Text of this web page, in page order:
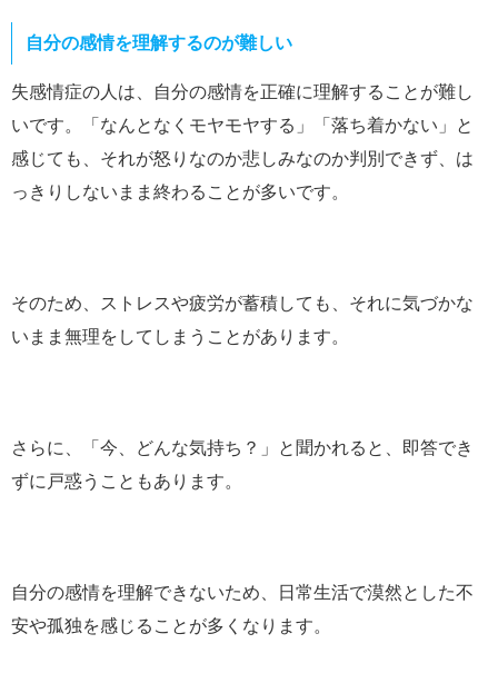
自分の感情を理解するのが難しい
失感情症の人は、自分の感情を正確に理解することが難し
いです。「なんとなくモヤモヤする」「落ち着かない」と
感じても、それが怒りなのか悲しみなのか判別できず、は
っきりしないまま終わることが多いです。
そのため、ストレスや疲労が蓄積しても、それに気づかな
いまま無理をしてしまうことがあります。
さらに、「今、どんな気持ち？」と聞かれると、即答でき
ずに戸惑うこともあります。
自分の感情を理解できないため、日常生活で漠然とした不
安や孤独を感じることが多くなります。